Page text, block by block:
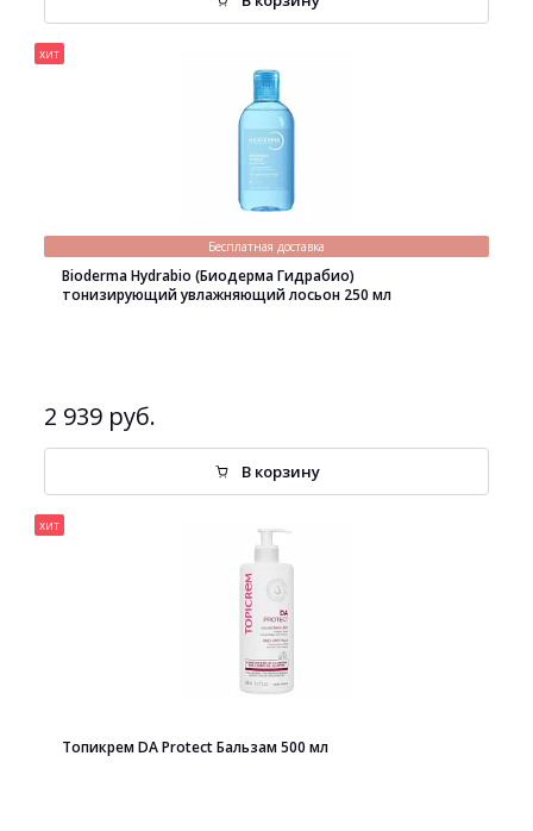
хит
Бесплатная доставка
Bioderma Hydrabio (Биодерма Гидрабио)
тонизирующий увлажняющий лосьон 250 мл
2 939 руб.
В корзину
хит
Топикрем DA Protect Бальзам 500 мл